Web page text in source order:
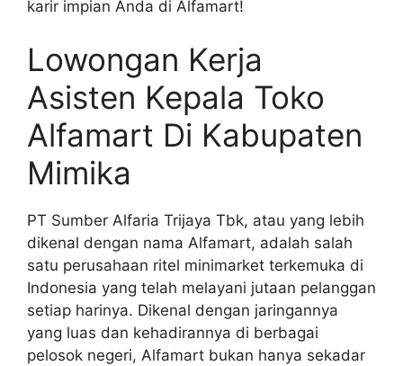
karir impian Anda di Alfamart!
Lowongan Kerja
Asisten Kepala Toko
Alfamart Di Kabupaten
Mimika
PT Sumber Alfaria Trijaya Tbk, atau yang lebih
dikenal dengan nama Alfamart, adalah salah
satu perusahaan ritel minimarket terkemuka di
Indonesia yang telah melayani jutaan pelanggan
setiap harinya. Dikenal dengan jaringannya
yang luas dan kehadirannya di berbagai
pelosok negeri, Alfamart bukan hanya sekadar